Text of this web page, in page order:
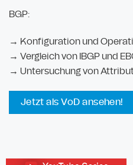
BGP:
→ Konfiguration und
→ Vergleich von IBGP und
→ Untersuchung von
Jetzt als VoD ansehen!